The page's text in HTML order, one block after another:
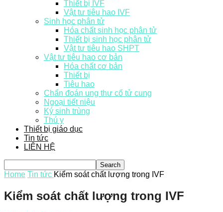
Thiết bị IVF
Vật tư tiêu hao IVF
Sinh học phân tử
Hóa chất sinh học phân tử
Thiết bị sinh học phân tử
Vật tư tiêu hao SHPT
Vật tư tiêu hao cơ bản
Hóa chất cơ bản
Thiết bị
Tiêu hao
Chẩn đoán ung thư cổ tử cung
Ngoại tiết niệu
Ký sinh trùng
Thú y
Thiết bị giáo dục
Tin tức
LIÊN HỆ
Home Tin tức Kiểm soát chất lượng trong IVF
Kiểm soát chất lượng trong IVF